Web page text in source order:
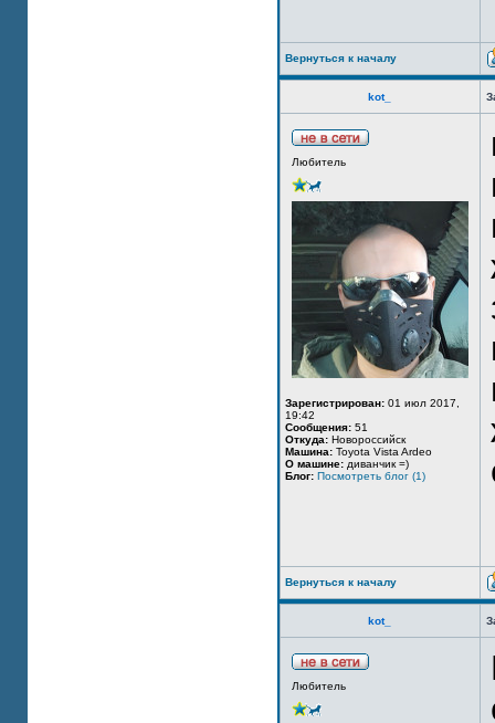
Вернуться к началу
kot_
Любитель
Зарегистрирован: 01 июл 2017,
19:42
Сообщения: 51
Откуда: Новороссийск
Машина: Toyota Vista Ardeo
О машине: диванчик =)
Блог: Посмотреть блог (1)
Вернуться к началу
kot_
Любитель